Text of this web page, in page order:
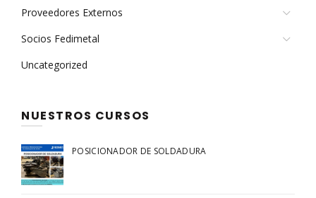
Proveedores Externos
Socios Fedimetal
Uncategorized
NUESTROS CURSOS
POSICIONADOR DE SOLDADURA